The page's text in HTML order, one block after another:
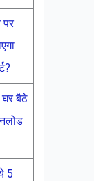
पर
बैठे
5